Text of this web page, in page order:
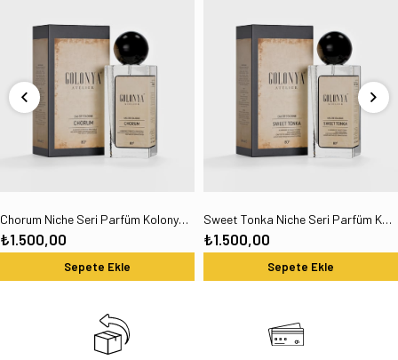
Chorum Niche Seri Parfüm Kolonya 100 ml 80°
₺1.500,00
Sepete Ekle
Sweet Tonka Niche Seri Parfüm Kolonya 100 ml 80°
₺1.500,00
Sepete Ekle